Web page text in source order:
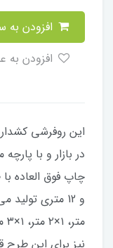
این روفرشی
در بازار و با
نیز برای این طرح